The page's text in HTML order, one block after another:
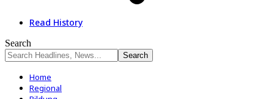
Read History
Search
Home
Regional